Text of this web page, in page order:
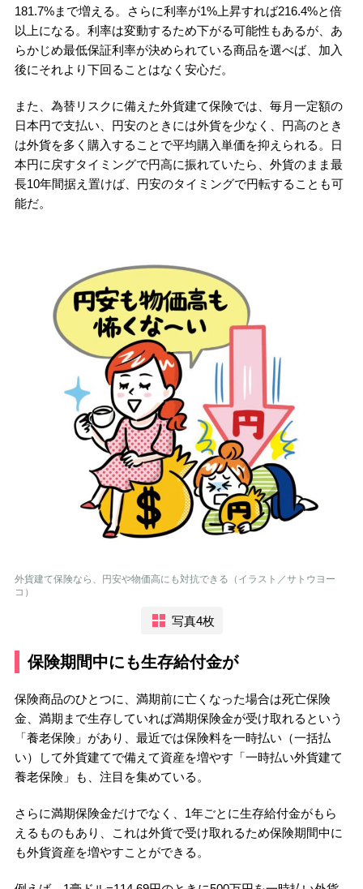
181.7%まで増える。さらに利率が1%上昇すれば216.4%と倍
以上になる。利率は変動するため下がる可能性もあるが、あ
らかじめ最低保証利率が決められている商品を選べば、加入
後にそれより下回ることはなく安心だ。
また、為替リスクに備えた外貨建て保険では、毎月一定額の
日本円で支払い、円安のときには外貨を少なく、円高のとき
は外貨を多く購入することで平均購入単価を抑えられる。日
本円に戻すタイミングで円高に振れていたら、外貨のまま最
長10年間据え置けば、円安のタイミングで円転することも可
能だ。
外貨建て保険なら、円安や物価高にも対抗できる（イラスト／サトウヨー
コ）
写真4枚
保険期間中にも生存給付金が
保険商品のひとつに、満期前に亡くなった場合は死亡保険
金、満期まで生存していれば満期保険金が受け取れるという
「養老保険」があり、最近では保険料を一時払い（一括払
い）して外貨建てで備えて資産を増やす「一時払い外貨建て
養老保険」も、注目を集めている。
さらに満期保険金だけでなく、1年ごとに生存給付金がもら
えるものもあり、これは外貨で受け取れるため保険期間中に
も外貨資産を増やすことができる。